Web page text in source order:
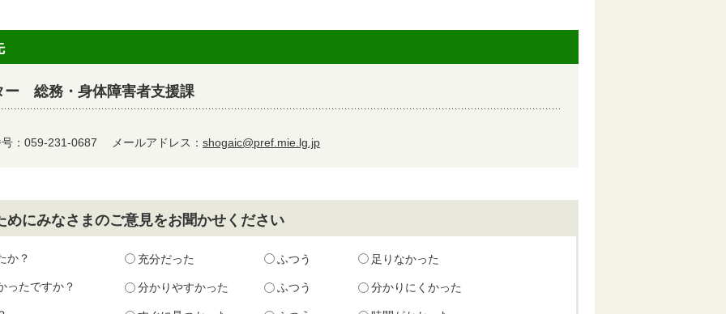
総務・身体障害者支援課
：059-231-0687 メールアドレス： shogaic@pref.mie.lg.jp
にみなさまのご意見をお聞かせください
か？ 充分だった ふつう 足りなかった
ったですか？ 分かりやすかった ふつう 分かりにくかった